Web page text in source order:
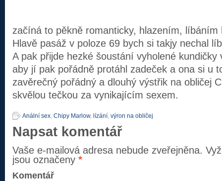
začíná to pěkně romanticky, hlazením,
Hlavě pasáž v poloze 69 bych si takjy nechal
A pak přijde hezké šoustání vyholené kundičky
aby jí pak pořádně protáhl zadeček a ona si u
zavěrečný pořádný a dlouhý výstřik na obličej
skvělou tečkou za vynikajícím sexem.
Anální sex, Chipy Marlow, lízání, výron na obličej
Napsat komentář
Vaše e-mailová adresa nebude zveřejněna.
jsou označeny *
Komentář